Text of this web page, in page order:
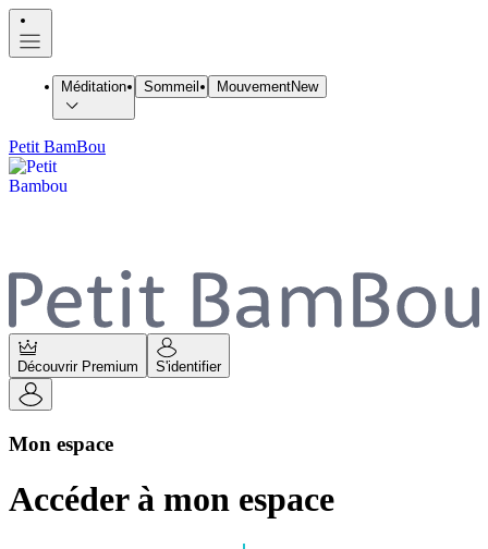
Méditation Sommeil MouvementNew
Petit BamBou
Découvrir Premium S'identifier
Mon espace
Accéder à mon espace